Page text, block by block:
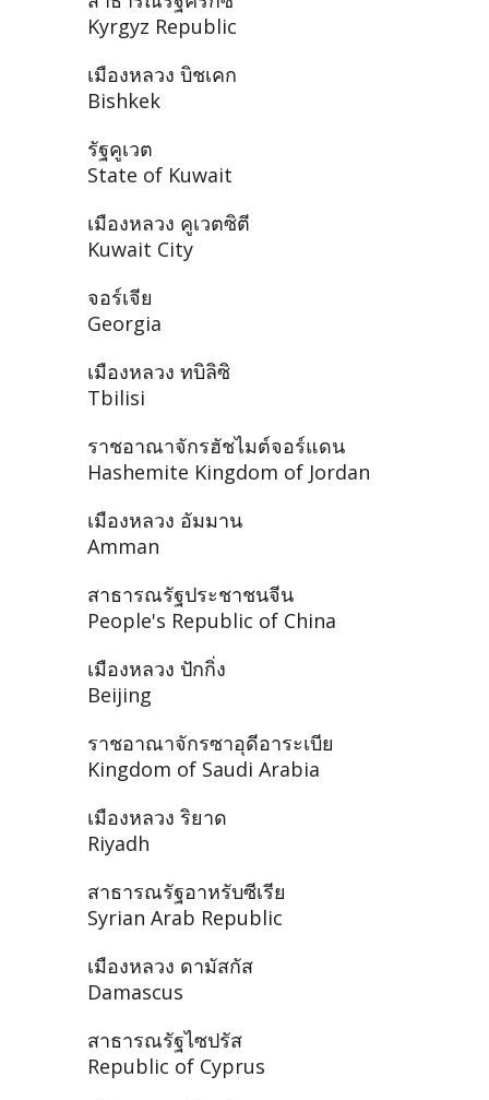
Kyrgyz Republic
เมืองหลวง บิชเคก
Bishkek
รัฐคูเวต
State of Kuwait
เมืองหลวง คูเวตซิตี
Kuwait City
จอร์เจีย
Georgia
เมืองหลวง ทบิลิซิ
Tbilisi
ราชอาณาจักรฮัชไมต์จอร์แดน
Hashemite Kingdom of Jordan
เมืองหลวง อัมมาน
Amman
สาธารณรัฐประชาชนจีน
People's Republic of China
เมืองหลวง ปักกิ่ง
Beijing
ราชอาณาจักรซาอุดีอาระเบีย
Kingdom of Saudi Arabia
เมืองหลวง ริยาด
Riyadh
สาธารณรัฐอาหรับซีเรีย
Syrian Arab Republic
เมืองหลวง ดามัสกัส
Damascus
สาธารณรัฐไซปรัส
Republic of Cyprus